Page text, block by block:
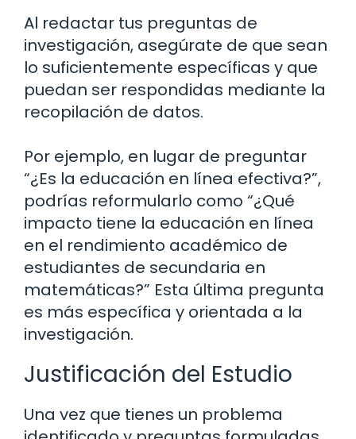
Al redactar tus preguntas de
investigación, asegúrate de que sean
lo suficientemente específicas y que
puedan ser respondidas mediante la
recopilación de datos.
Por ejemplo, en lugar de preguntar
“¿Es la educación en línea efectiva?”,
podrías reformularlo como “¿Qué
impacto tiene la educación en línea
en el rendimiento académico de
estudiantes de secundaria en
matemáticas?” Esta última pregunta
es más específica y orientada a la
investigación.
Justificación del Estudio
Una vez que tienes un problema